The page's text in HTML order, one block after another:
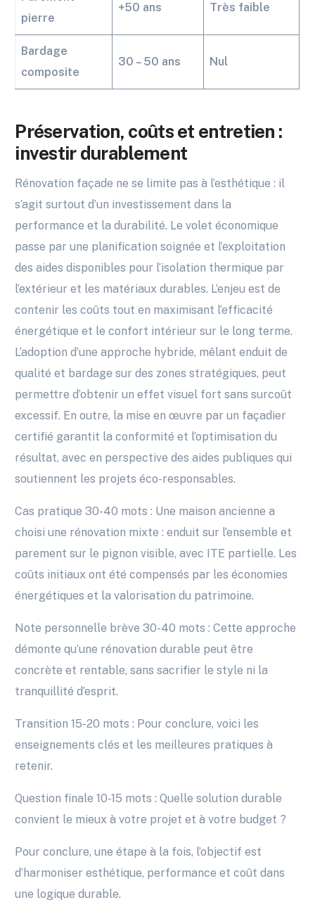
pierre
+50 ans Très faible
Bardage
composite
30 – 50 ans Nul
Préservation, coûts et entretien :
investir durablement
Rénovation façade ne se limite pas à l’esthétique : il
s’agit surtout d’un investissement dans la
performance et la durabilité. Le volet économique
passe par une planification soignée et l’exploitation
des aides disponibles pour l’isolation thermique par
l’extérieur et les matériaux durables. L’enjeu est de
contenir les coûts tout en maximisant l’efficacité
énergétique et le confort intérieur sur le long terme.
L’adoption d’une approche hybride, mêlant enduit de
qualité et bardage sur des zones stratégiques, peut
permettre d’obtenir un effet visuel fort sans surcoût
excessif. En outre, la mise en œuvre par un façadier
certifié garantit la conformité et l’optimisation du
résultat, avec en perspective des aides publiques qui
soutiennent les projets éco-responsables.
Cas pratique 30-40 mots : Une maison ancienne a
choisi une rénovation mixte : enduit sur l’ensemble et
parement sur le pignon visible, avec ITE partielle. Les
coûts initiaux ont été compensés par les économies
énergétiques et la valorisation du patrimoine.
Note personnelle brève 30-40 mots : Cette approche
démonte qu’une rénovation durable peut être
concrète et rentable, sans sacrifier le style ni la
tranquillité d’esprit.
Transition 15-20 mots : Pour conclure, voici les
enseignements clés et les meilleures pratiques à
retenir.
Question finale 10-15 mots : Quelle solution durable
convient le mieux à votre projet et à votre budget ?
Pour conclure, une étape à la fois, l’objectif est
d’harmoniser esthétique, performance et coût dans
une logique durable.